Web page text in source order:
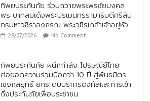
ทิพยประกันภัย ร่วมถวายพระพรชัยมงคล
พระบาทสมเด็จพระปรเมนทรรามาธิบดีศรีสิน
ทรมหาวชิราลงกรณ พระวชิรเกล้าเจ้าอยู่หัว
28/07/2026 No Comment
ทิพยประกันภัย ผนึกกำลัง ไปรษณีย์ไทย
ต่อยอดความร่วมมือกว่า 10 ปี สู่พันธมิตร
เชิงกลยุทธ์ ยกระดับบริการดิจิทัลและการเข้า
ถึงประกันภัยเพื่อประชาชน